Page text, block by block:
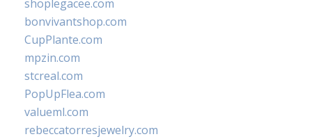
shoplegacee.com
bonvivantshop.com
CupPlante.com
mpzin.com
stcreal.com
PopUpFlea.com
valueml.com
rebeccatorresjewelry.com